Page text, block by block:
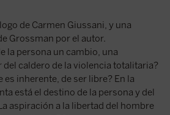
de Carmen Giussani, y una
Grossman por el autor.
la persona un cambio, una
caldero de la violencia totalitaria?
es inherente, de ser libre? En la
está el destino de la persona y del
aspiración a la libertad del hombre